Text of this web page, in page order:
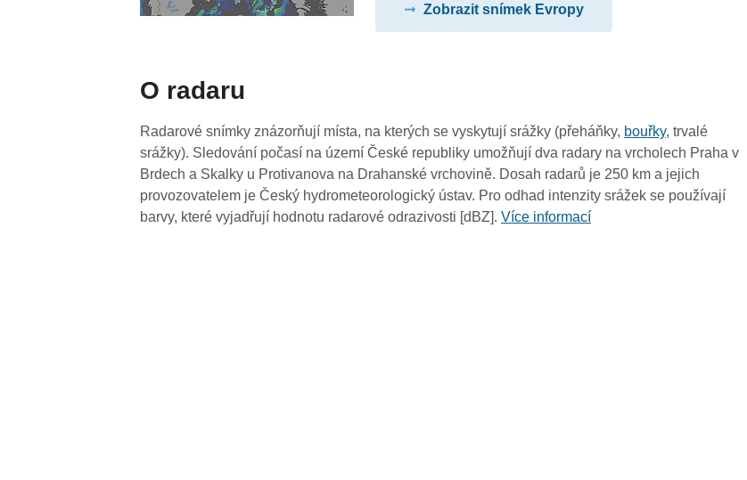
03:35
03:25
03:15
03:05
Zobrazit snímek Evropy
O radaru
Radarové snímky znázorňují místa, na kterých se vyskytují srážky (přeháňky, bouřky, trvalé
srážky). Sledování počasí na území České republiky umožňují dva radary na vrcholech Praha v
Brdech a Skalky u Protivanova na Drahanské vrchovině. Dosah radarů je 250 km a jejich
provozovatelem je Český hydrometeorologický ústav. Pro odhad intenzity srážek se používají
barvy, které vyjadřují hodnotu radarové odrazivosti [dBZ].Více informací